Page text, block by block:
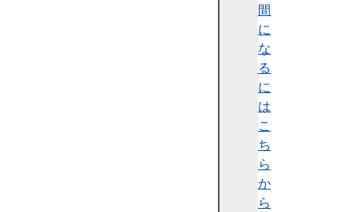
間
に
な
る
に
は
こ
ち
ら
か
ら